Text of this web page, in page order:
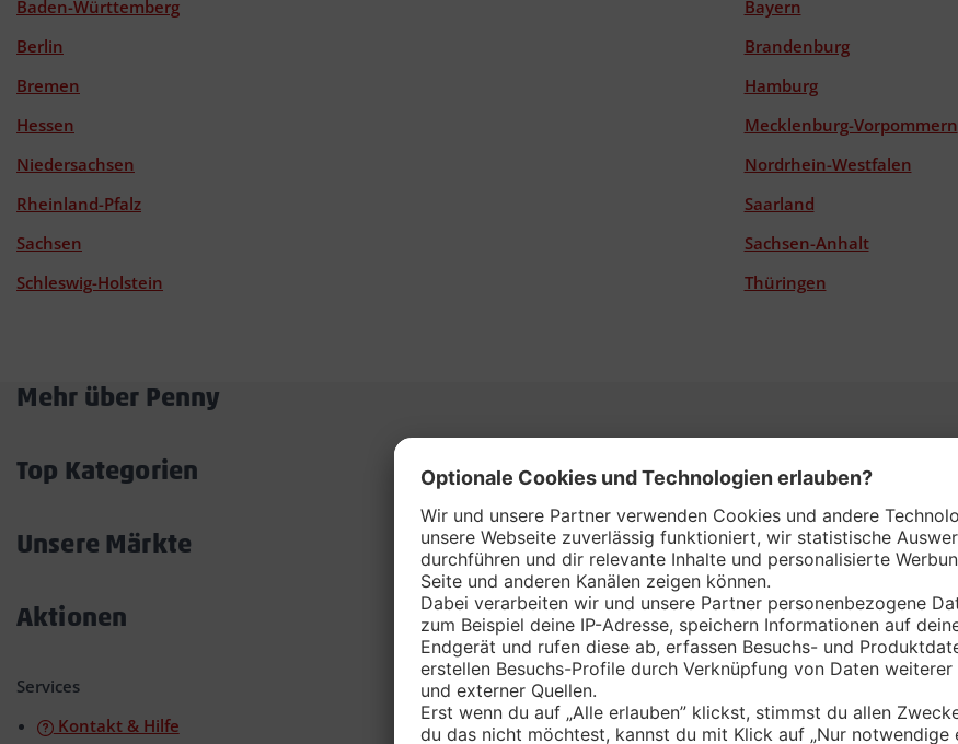
Baden-Württemberg
Bayern
Berlin
Brandenburg
Bremen
Hamburg
Hessen
Mecklenburg-Vorpommern
Niedersachsen
Nordrhein-Westfalen
Rheinland-Pfalz
Saarland
Sachsen
Sachsen-Anhalt
Schleswig-Holstein
Thüringen
Mehr über Penny
öffnen/schließen
Top Kategorien
Unsere Märkte
Aktionen
Services
Kontakt & Hilfe